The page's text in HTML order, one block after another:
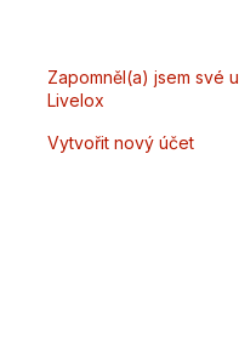
Zapomněl(a) jsem své
Livelox
Vytvořit nový účet